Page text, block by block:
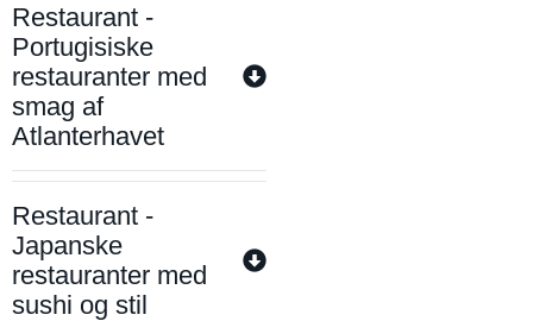
Restaurant -
Portugisiske
restauranter med
smag af
Atlanterhavet
Restaurant -
Japanske
restauranter med
sushi og stil